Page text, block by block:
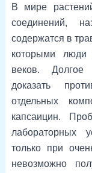
В мире
соединений,
содержатся в
которыми люди
веков. Долгое
доказать
отдельных
капсаицин.
лабораторных
только при
невозможно